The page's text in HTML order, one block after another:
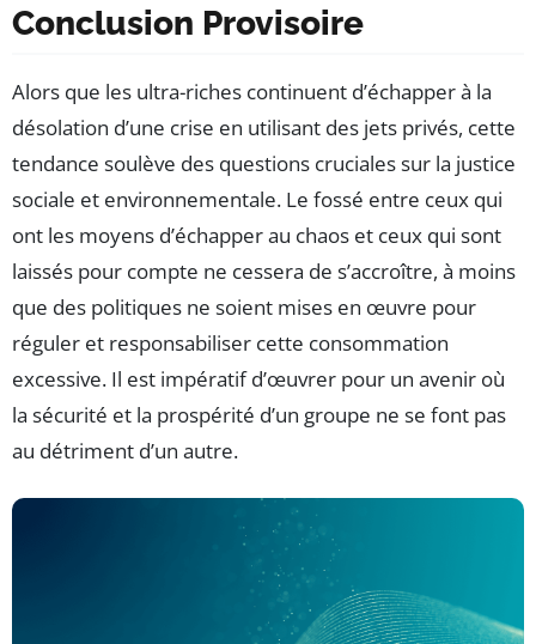
Conclusion Provisoire
Alors que les ultra-riches continuent d’échapper à la
désolation d’une crise en utilisant des jets privés, cette
tendance soulève des questions cruciales sur la justice
sociale et environnementale. Le fossé entre ceux qui
ont les moyens d’échapper au chaos et ceux qui sont
laissés pour compte ne cessera de s’accroître, à moins
que des politiques ne soient mises en œuvre pour
réguler et responsabiliser cette consommation
excessive. Il est impératif d’œuvrer pour un avenir où
la sécurité et la prospérité d’un groupe ne se font pas
au détriment d’un autre.